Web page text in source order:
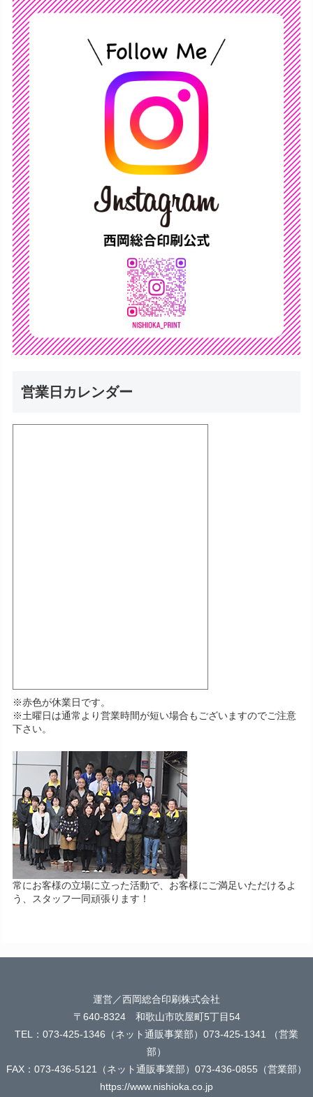
営業日カレンダー
※赤色が休業日です。
※土曜日は通常より営業時間が短い場合もございますのでご注意
下さい。
常にお客様の立場に立った活動で、お客様にご満足いただけるよ
う、スタッフ一同頑張ります！
運営／西岡総合印刷株式会社
〒640-8324 和歌山市吹屋町5丁目54
TEL：073-425-1346（ネット通販事業部）073-425-1341 （営業
部）
FAX：073-436-5121（ネット通販事業部）073-436-0855（営業部）
https://www.nishioka.co.jp